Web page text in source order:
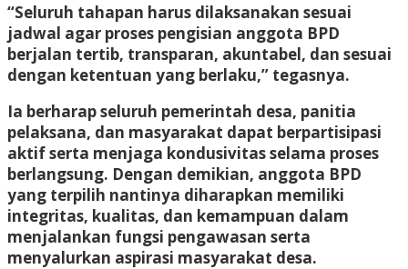
“Seluruh tahapan harus dilaksanakan sesuai
jadwal agar proses pengisian anggota BPD
berjalan tertib, transparan, akuntabel, dan sesuai
dengan ketentuan yang berlaku,” tegasnya.
Ia berharap seluruh pemerintah desa, panitia
pelaksana, dan masyarakat dapat berpartisipasi
aktif serta menjaga kondusivitas selama proses
berlangsung. Dengan demikian, anggota BPD
yang terpilih nantinya diharapkan memiliki
integritas, kualitas, dan kemampuan dalam
menjalankan fungsi pengawasan serta
menyalurkan aspirasi masyarakat desa.